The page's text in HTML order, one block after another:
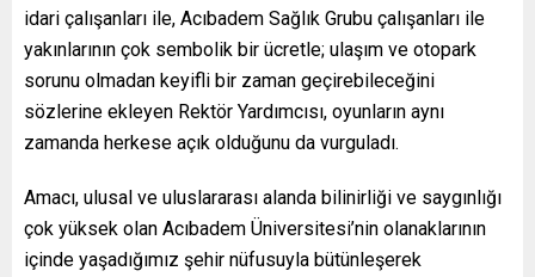
idari çalışanları ile, Acıbadem Sağlık Grubu çalışanları ile
yakınlarının çok sembolik bir ücretle; ulaşım ve otopark
sorunu olmadan keyifli bir zaman geçirebileceğini
sözlerine ekleyen Rektör Yardımcısı, oyunların aynı
zamanda herkese açık olduğunu da vurguladı.
Amacı, ulusal ve uluslararası alanda bilinirliği ve saygınlığı
çok yüksek olan Acıbadem Üniversitesi’nin olanaklarının
içinde yaşadığımız şehir nüfusuyla bütünleşerek